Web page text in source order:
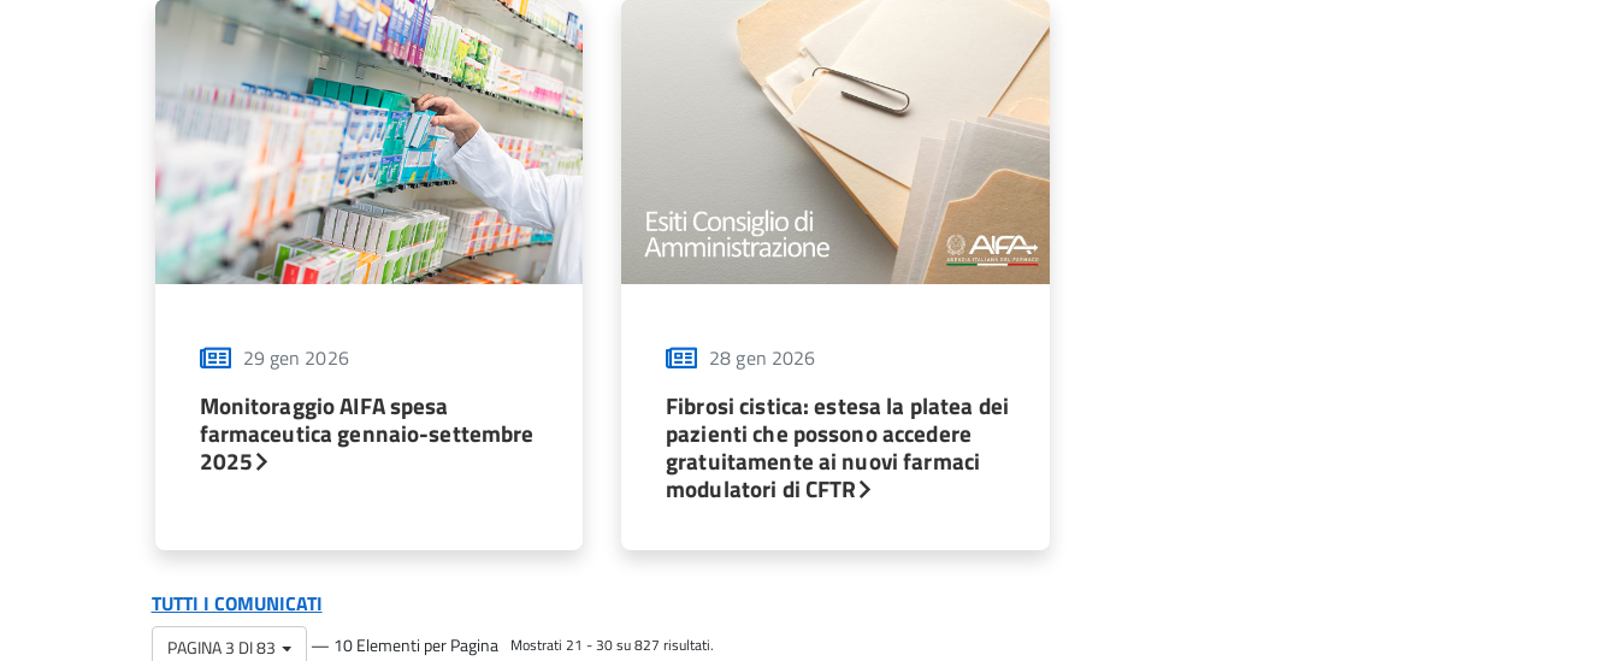
29 gen 2026
Monitoraggio AIFA spesa
farmaceutica gennaio-settembre
2025
28 gen 2026
Fibrosi cistica: estesa la platea dei
pazienti che possono accedere
gratuitamente ai nuovi farmaci
modulatori di CFTR
TUTTI I COMUNICATI
PAGINA 3 DI 83 — 10 Elementi per Pagina Mostrati 21 - 30 su 827 risultati.